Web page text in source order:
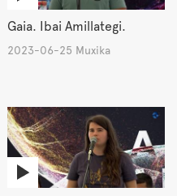
Gaia. Ibai Amillategi.
2023-06-25 Muxika